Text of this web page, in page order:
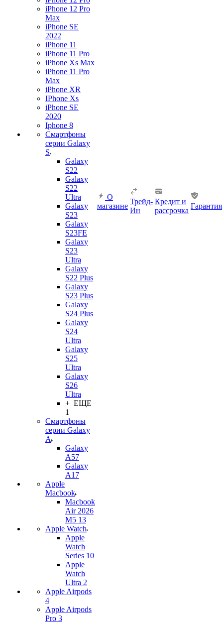
iPhone 12 Pro
Max
iPhone SE
2022
iPhone 11
iPhone 11 Pro
iPhone Xs Max
iPhone 11 Pro
Max
iPhone XR
IPhone Xs
iPhone SE
2020
Iphone 8
Смартфоны
серии Galaxy
S
Galaxy
S22
Galaxy
S22
Ultra
Galaxy
S23
Galaxy
S23FE
Galaxy
S23
Ultra
Galaxy
S22 Plus
Galaxy
S23 Plus
Galaxy
S24 Plus
Galaxy
S24
Ultra
Galaxy
S25
Ultra
Galaxy
S26
Ultra
+ ЕЩЕ
1
Смартфоны
серии Galaxy
A
Galaxy
A57
Galaxy
A17
Apple
Macbook
Macbook
Air 2026
M5 13
Apple Watch
Apple
Watch
Series 10
Apple
Watch
Ultra 2
Apple Airpods
4
Apple Airpods
Pro 3
О
магазине
Трейд-
Ин
Кредит и
рассрочка
Гарантия